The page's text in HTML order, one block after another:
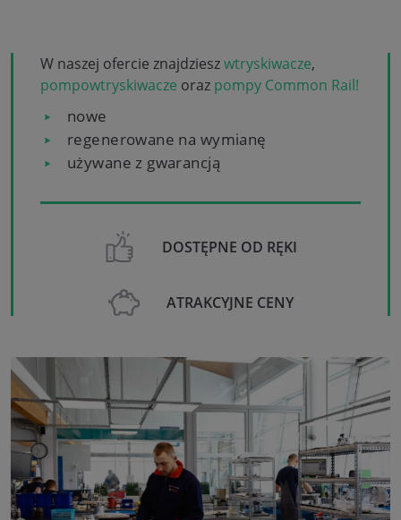
W naszej ofercie znajdzieszwtryskiwacze,
pompowtryskiwacze oraz pompy Common Rail!
nowe
regenerowane na wymianę
używane z gwarancją
DOSTĘPNE OD RĘKI
ATRAKCYJNE CENY